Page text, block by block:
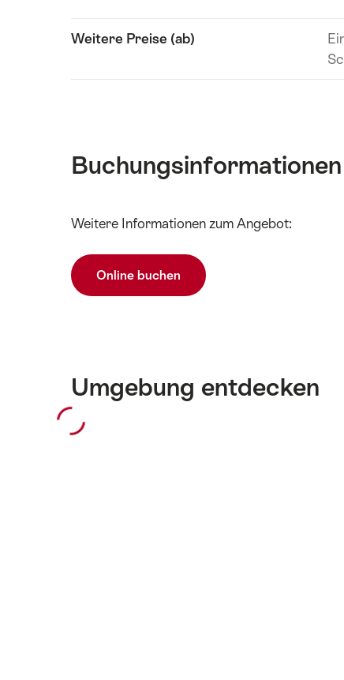
Weitere Preise (ab)
Buchungsinformationen
Technische
Angaben
anzeigen
Weitere Informationen zum Angebot:
Online buchen
Umgebung entdecken